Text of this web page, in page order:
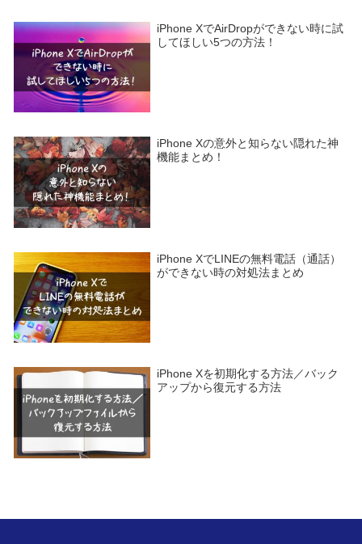
iPhone XでAirDropができない時に試
してほしい5つの方法！
iPhone Xの意外と知らない隠れた神
機能まとめ！
iPhone XでLINEの無料電話（通話）
ができない時の対処法まとめ
iPhone Xを初期化する方法／バック
アップから復元する方法